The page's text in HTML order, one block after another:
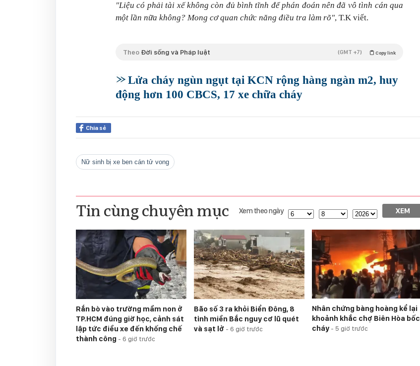
"Liệu có phải tài xế không còn đủ bình tĩnh để phán đoán nên đã vô tình cán qua
một lần nữa không? Mong cơ quan chức năng điều tra làm rõ", T.K viết.
Theo Đời sống và Pháp luật Copy link
(GMT +7)
Lửa cháy ngùn ngụt tại KCN rộng hàng ngàn m2, huy
động hơn 100 CBCS, 17 xe chữa cháy
Chia sẻ
Nữ sinh bị xe ben cán tử vong
Tin cùng chuyên mục Xem theo ngày XEM
Rắn bò vào trường mầm non ở
TP.HCM đúng giờ học, cảnh sát
lập tức điều xe đến khống chế
thành công - 6 giờ trước
Bão số 3 ra khỏi Biển Đông, 8
tỉnh miền Bắc nguy cơ lũ quét
và sạt lở - 6 giờ trước
Nhân chứng bàng hoàng kể lại
khoảnh khắc chợ Biên Hòa bốc
cháy - 5 giờ trước